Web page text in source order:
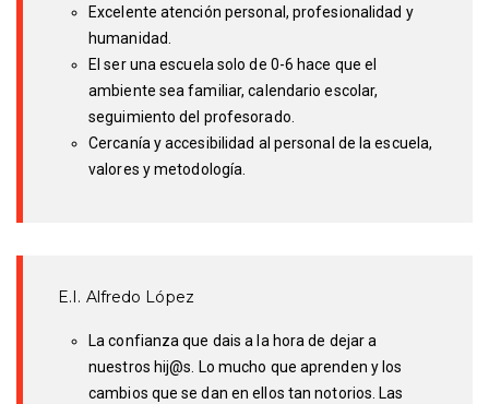
Excelente atención personal, profesionalidad y
humanidad.
El ser una escuela solo de 0-6 hace que el
ambiente sea familiar, calendario escolar,
seguimiento del profesorado.
Cercanía y accesibilidad al personal de la escuela,
valores y metodología.
E.I. Alfredo López
La confianza que dais a la hora de dejar a
nuestros hij@s. Lo mucho que aprenden y los
cambios que se dan en ellos tan notorios. Las